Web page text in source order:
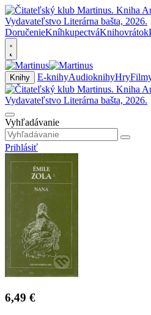
DoručenieKníhkupectváKnihovrátok
Knihy E-knihyAudioknihyHry
Vyhľadávanie
Prihlásiť
6,49 €